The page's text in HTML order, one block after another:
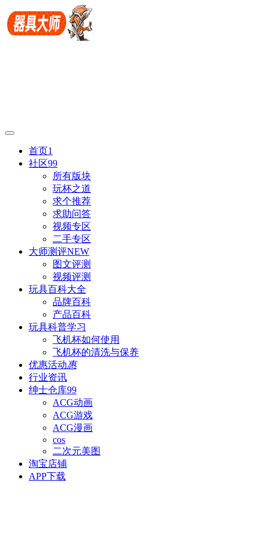
首页1
社区99
所有版块
玩杯之道
求个推荐
求助问答
视频专区
二手专区
大师测评NEW
图文评测
视频评测
玩具百科大全
品牌百科
产品百科
玩具科普学习
飞机杯如何使用
飞机杯的清洗与保养
优惠活动惠
行业资讯
绅士仓库99
ACG动画
ACG游戏
ACG漫画
cos
二次元美图
淘宝店铺
APP下载